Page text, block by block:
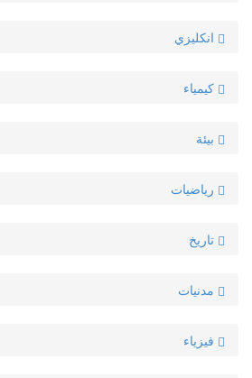
انكليزي
كيمياء
بيئة
رياضيات
تاريخ
مدنيات
فيزياء